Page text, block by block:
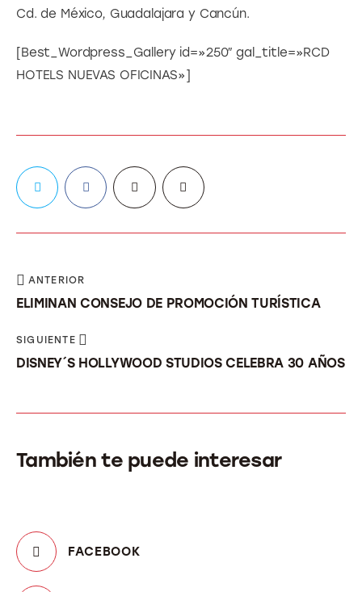
Cd. de México, Guadalajara y Cancún.
[Best_Wordpress_Gallery id=»250″ gal_title=»RCD
HOTELS NUEVAS OFICINAS»]
ANTERIOR
ELIMINAN CONSEJO DE PROMOCIÓN TURÍSTICA
SIGUIENTE
DISNEY´S HOLLYWOOD STUDIOS CELEBRA 30 AÑOS
También te puede interesar
FACEBOOK